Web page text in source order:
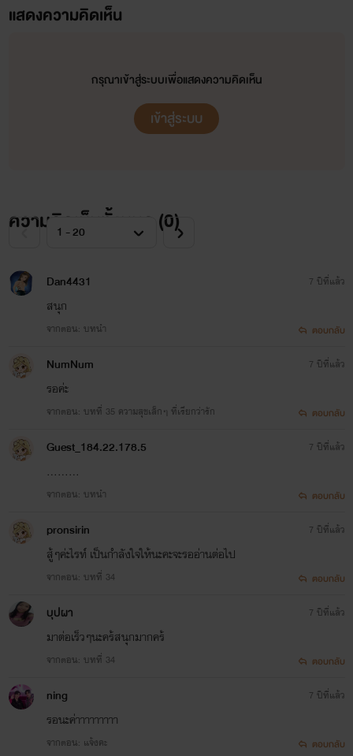
แสดงความคิดเห็น
กรุณาเข้าสู่ระบบเพื่อแสดงความคิดเห็น
เข้าสู่ระบบ
ความคิดเห็นทั้งหมด (0)
Dan4431
สนุก
จากตอน: บทนำ
7 ปีที่แล้ว
ตอบกลับ
NumNum
รอค่ะ
จากตอน: บทที่ 35 ความสุขเล็กๆ ที่เรียกว่ารัก
7 ปีที่แล้ว
ตอบกลับ
Guest_184.22.178.5
.........
จากตอน: บทนำ
7 ปีที่แล้ว
ตอบกลับ
pronsirin
สู้ๆค่ะไรท์ เป็นกำลังใจให้นะคะจะรออ่านต่อไป
จากตอน: บทที่ 34
7 ปีที่แล้ว
ตอบกลับ
บุปผา
มาต่อเร็วๆนะคร้สนุกมากคร้
จากตอน: บทที่ 34
7 ปีที่แล้ว
ตอบกลับ
ning
รอนะค่าาาาาาาาา
จากตอน: แจ้งคะ
7 ปีที่แล้ว
ตอบกลับ